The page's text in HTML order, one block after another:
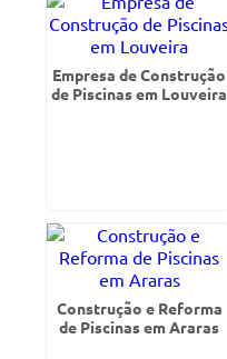
Empresa de Construção
de Piscinas em Louveira
Construção e Reforma
de Piscinas em Araras